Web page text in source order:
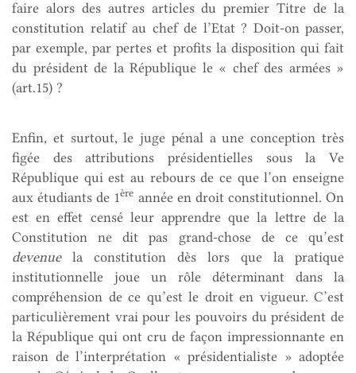
faire alors des autres articles du premier Titre de la
constitution relatif au chef de l’Etat ? Doit-on passer,
par exemple, par pertes et profits la disposition qui fait
du président de la République le « chef des armées »
(art.15) ?
Enfin, et surtout, le juge pénal a une conception très
figée des attributions présidentielles sous la Ve
République qui est au rebours de ce que l’on enseigne
aux étudiants de 1ère année en droit constitutionnel. On
est en effet censé leur apprendre que la lettre de la
Constitution ne dit pas grand-chose de ce qu’est
devenuela constitution dès lors que la pratique
institutionnelle joue un rôle déterminant dans la
compréhension de ce qu’est le droit en vigueur. C’est
particulièrement vrai pour les pouvoirs du président de
la République qui ont cru de façon impressionnante en
raison de l’interprétation « présidentialiste » adoptée